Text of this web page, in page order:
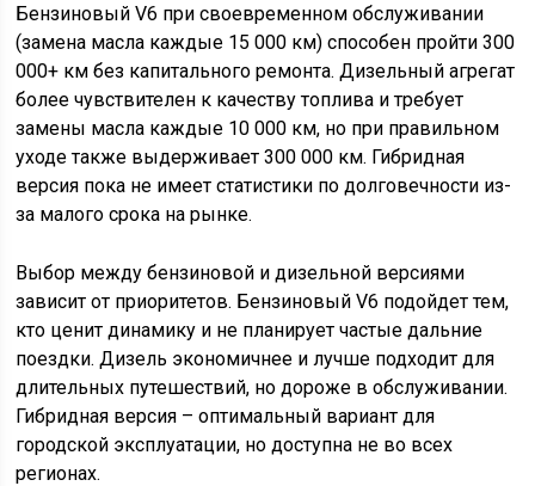
Бензиновый V6 при своевременном обслуживании
(замена масла каждые 15 000 км) способен пройти 300
000+ км без капитального ремонта. Дизельный агрегат
более чувствителен к качеству топлива и требует
замены масла каждые 10 000 км, но при правильном
уходе также выдерживает 300 000 км. Гибридная
версия пока не имеет статистики по долговечности из-
за малого срока на рынке.
Выбор между бензиновой и дизельной версиями
зависит от приоритетов. Бензиновый V6 подойдет тем,
кто ценит динамику и не планирует частые дальние
поездки. Дизель экономичнее и лучше подходит для
длительных путешествий, но дороже в обслуживании.
Гибридная версия – оптимальный вариант для
городской эксплуатации, но доступна не во всех
регионах.